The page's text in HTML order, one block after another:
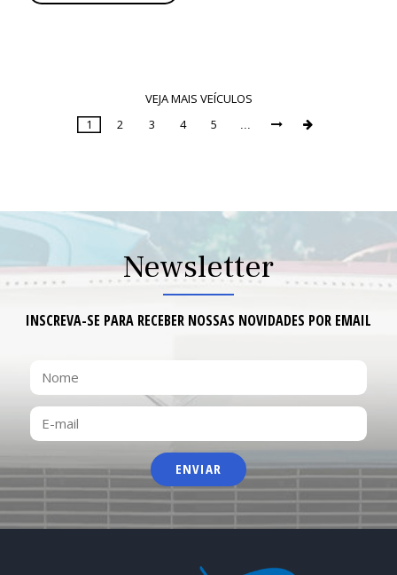
VEJA MAIS VEÍCULOS
Page
1 2 3 4 5  
Newsletter
INSCREVA-SE PARA RECEBER NOSSAS NOVIDADES POR EMAIL
NOME
E-
MAIL